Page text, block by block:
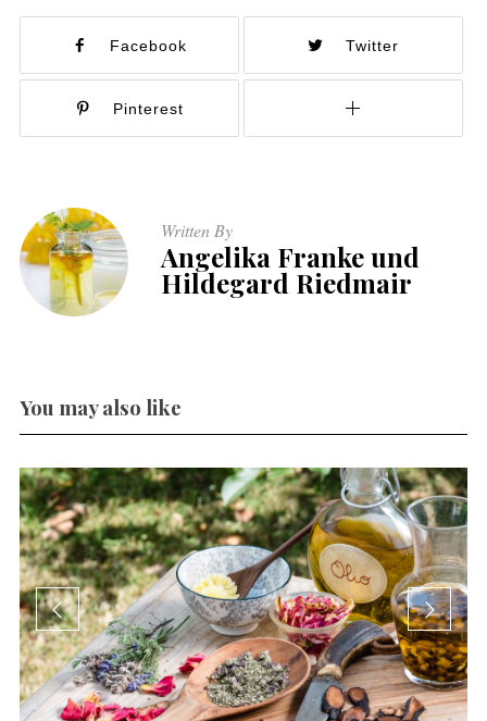
Facebook Twitter
Pinterest
Written By
Angelika Franke und
Hildegard Riedmair
You may also like